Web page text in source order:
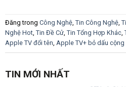
Đăng trong Công Nghệ, Tin Công Nghệ,
Nghệ Hot, Tin Đề Cử, Tin Tổng Hợp Khác,
Apple TV đổi tên, Apple TV+ bỏ dấu cộng
TIN MỚI NHẤT